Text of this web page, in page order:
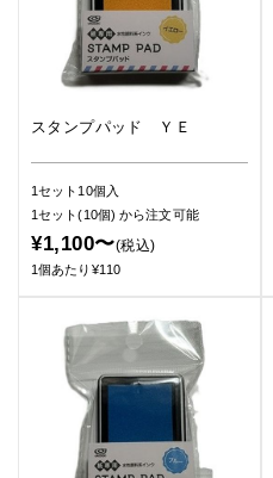
スタンプパッド ＹＥ
1セット10個入
1セット(10個)から注文可能
¥1,100〜(税込)
1個あたり¥110